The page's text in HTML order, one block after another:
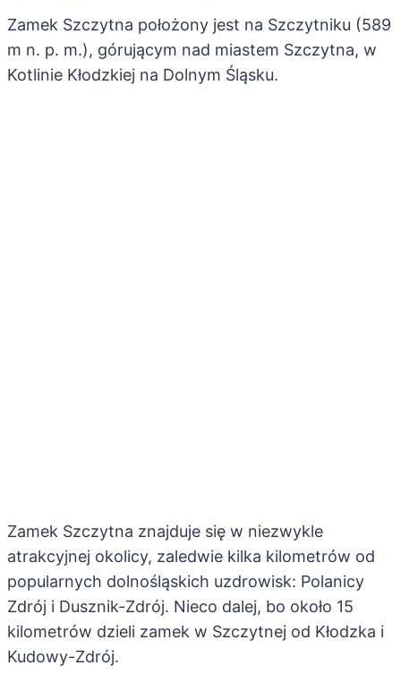
Zamek Szczytna położony jest na Szczytniku (589
m n. p. m.), górującym nad miastem Szczytna, w
Kotlinie Kłodzkiej na Dolnym Śląsku.
Zamek Szczytna znajduje się w niezwykle
atrakcyjnej okolicy, zaledwie kilka kilometrów od
popularnych dolnośląskich uzdrowisk: Polanicy
Zdrój i Dusznik-Zdrój. Nieco dalej, bo około 15
kilometrów dzieli zamek w Szczytnej od Kłodzka i
Kudowy-Zdrój.